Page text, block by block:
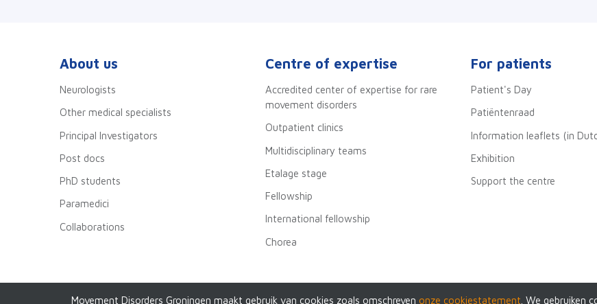
About us
Neurologists
Other medical specialists
Principal Investigators
Post docs
PhD students
Paramedici
Collaborations
Centre of expertise
Accredited center of expertise for rare
movement disorders
Outpatient clinics
Multidisciplinary teams
Etalage stage
Fellowship
International fellowship
Chorea
For patients
Patient's Day
Patiëntenraad
Information leaflets (in
Exhibition
Support the centre
Movement Disorders Groningen maakt gebruik van cookies zoals omschreven onze cookiestatement . We gebruiken